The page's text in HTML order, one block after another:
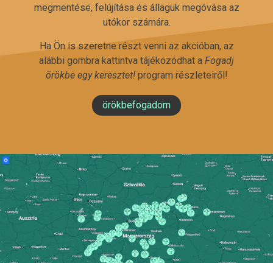
megmentése, felújítása és állaguk megóvása az
utókor számára.
Ha Ön is szeretne részt venni az akcióban, az
alábbi gombra kattintva tájékozódhat a Fogadj
örökbe egy keresztet!program részleteiről!
örökbefogadom